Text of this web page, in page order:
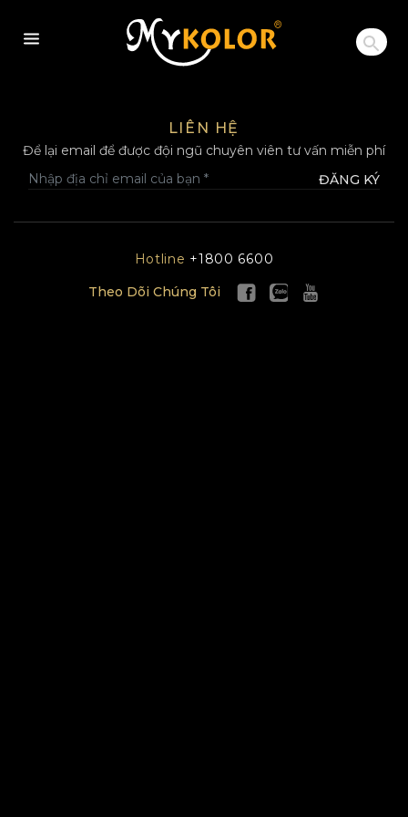
MYKOLOR
LIÊN HỆ
Để lại email để được đội ngũ chuyên viên tư vấn miễn phí
ĐĂNG KÝ
Hotline +1800 6600
Theo Dõi Chúng Tôi